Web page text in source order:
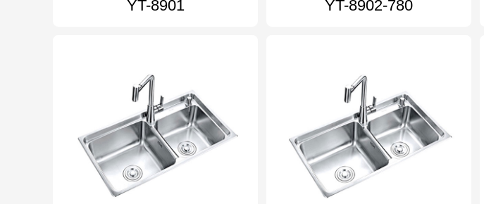
YT-8901 YT-8902-780